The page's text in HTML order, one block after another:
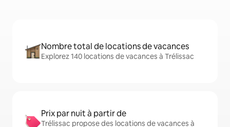
Nombre total de locations de vacances
Explorez 140 locations de vacances à Trélissac
Prix par nuit à partir de
Trélissac propose des locations de vacances à